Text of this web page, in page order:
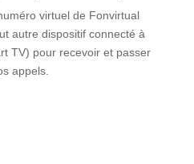
virtuel de Fonvirtual
autre dispositif connecté à
TV) pour recevoir et passer
appels.